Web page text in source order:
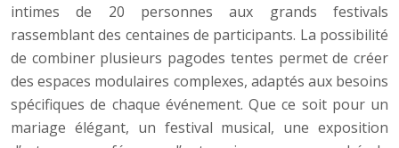
intimes de 20 personnes aux grands festivals
rassemblant des centaines de participants. La possibilité
de combiner plusieurs pagodes tentes permet de créer
des espaces modulaires complexes, adaptés aux besoins
spécifiques de chaque événement. Que ce soit pour un
mariage élégant, un festival musical, une exposition